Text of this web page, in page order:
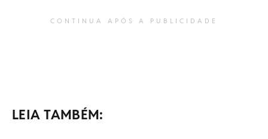
CONTINUA APÓS A PUBLICIDADE
LEIA TAMBÉM: